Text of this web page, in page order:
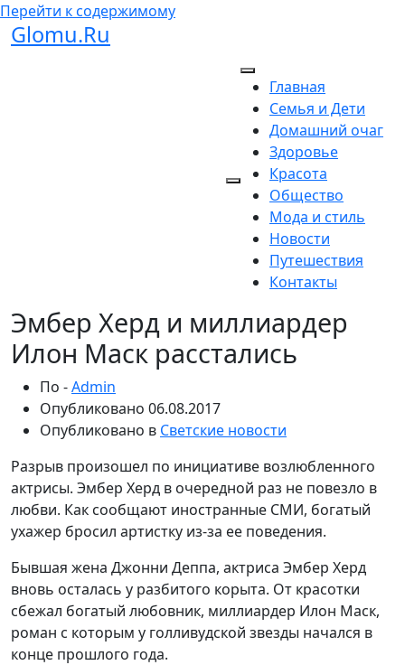
Перейти к содержимому
Glomu.Ru
Главная
Семья и Дети
Домашний очаг
Здоровье
Красота
Общество
Мода и стиль
Новости
Путешествия
Контакты
Эмбер Херд и миллиардер
Илон Маск расстались
По -Admin
Опубликовано 06.08.2017
Опубликовано в Светские новости
Разрыв произошел по инициативе возлюбленного
актрисы. Эмбер Херд в очередной раз не повезло в
любви. Как сообщают иностранные СМИ, богатый
ухажер бросил артистку из-за ее поведения.
Бывшая жена Джонни Деппа, актриса Эмбер Херд
вновь осталась у разбитого корыта. От красотки
сбежал богатый любовник, миллиардер Илон Маск,
роман с которым у голливудской звезды начался в
конце прошлого года.